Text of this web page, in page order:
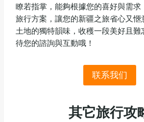
瞭若指掌，能夠根據您的喜好與需求
旅行方案，讓您的新疆之旅省心又
土地的獨特韻味，收穫一段美好且難
待您的諮詢與互動哦！
联系我们
其它旅行攻